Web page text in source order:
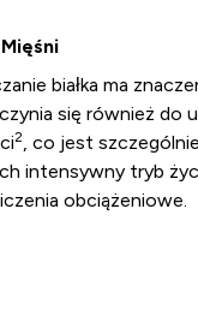
białka ma
się również do
2, co jest
intensywny tryb
obciążeniowe.